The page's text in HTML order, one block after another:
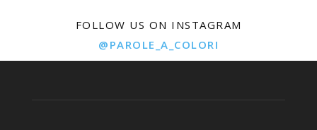
FOLLOW US ON INSTAGRAM
@PAROLE_A_COLORI